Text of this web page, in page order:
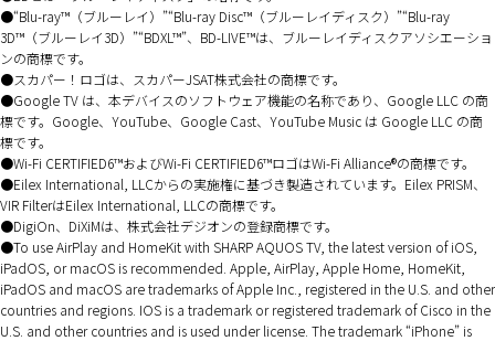
“Blu-ray™（ブルーレイ）”“Blu-ray Disc™（ブルーレイディスク）”“Blu-ray
3D™（ブルーレイ3D）”“BDXL™”、BD-LIVE™は、ブルーレイディスクアソシエーショ
ンの商標です。
スカパー！ロゴは、スカパーJSAT株式会社の商標です。
Google TV は、本デバイスのソフトウェア機能の名称であり、Google LLC の商
標です。Google、YouTube、Google Cast、YouTube Music は Google LLC の商
標です。
Wi-Fi CERTIFIED6™およびWi-Fi CERTIFIED6™ロゴはWi-Fi Alliance®の商標です。
Eilex International, LLCからの実施権に基づき製造されています。Eilex PRISM、
VIR FilterはEilex International, LLCの商標です。
DigiOn、DiXiMは、株式会社デジオンの登録商標です。
To use AirPlay and HomeKit with SHARP AQUOS TV, the latest version of iOS,
iPadOS, or macOS is recommended. Apple, AirPlay, Apple Home, HomeKit,
iPadOS and macOS are trademarks of Apple Inc., registered in the U.S. and other
countries and regions. IOS is a trademark or registered trademark of Cisco in the
U.S. and other countries and is used under license. The trademark “iPhone” is